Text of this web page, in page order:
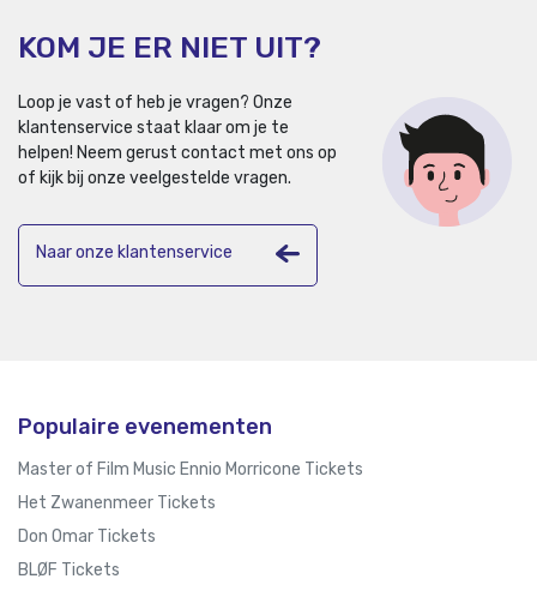
KOM JE ER NIET UIT?
Loop je vast of heb je vragen? Onze
klantenservice staat klaar om je te
helpen! Neem gerust contact met ons op
of kijk bij onze veelgestelde vragen.
Naar onze klantenservice
Populaire evenementen
Master of Film Music Ennio Morricone Tickets
Het Zwanenmeer Tickets
Don Omar Tickets
BLØF Tickets